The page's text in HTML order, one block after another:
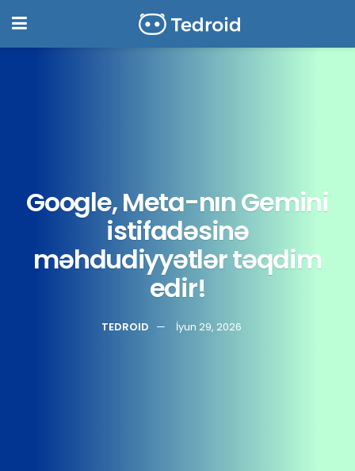
Google, Meta-nın Gemini
istifadəsinə
məhdudiyyətlər təqdim
edir!
TEDROID İyun 29, 2026